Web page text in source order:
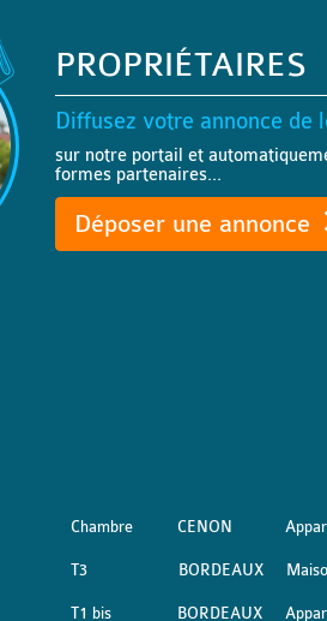
PROPRIÉTAIRES
Diffusez votre annonce de
sur notre portail et
formes partenaires...
Déposer une annonce
Chambre CENON
T3 BORDEAUX
T1 bis BORDEAUX